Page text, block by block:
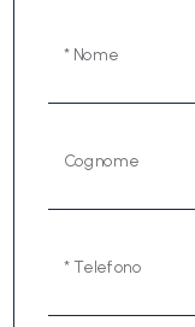
* Nome
Cognome
* Telefono